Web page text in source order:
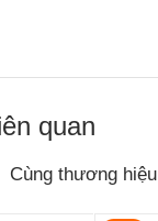
quan
Cùng thương hiệu